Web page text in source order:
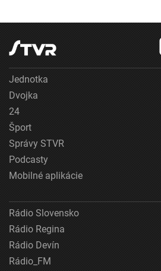
Jednotka
Dvojka
24
Šport
Správy STVR
Podcasty
Mobilné aplikácie
Rádio Slovensko
Rádio Regina
Rádio Devín
Rádio_FM